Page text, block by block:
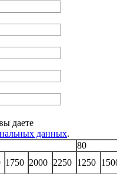
даете
данных.
80
1750 2000 2250 1250